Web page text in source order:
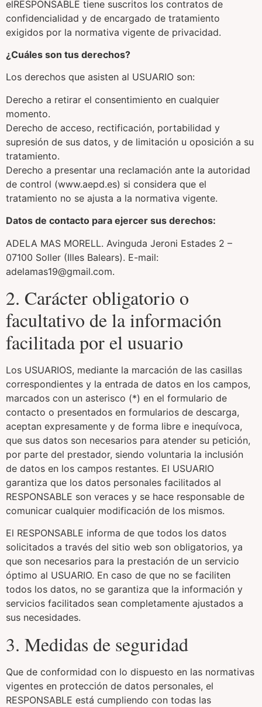
elRESPONSABLE tiene suscritos los contratos de
confidencialidad y de encargado de tratamiento
exigidos por la normativa vigente de privacidad.
¿Cuáles son tus derechos?
Los derechos que asisten al USUARIO son:
Derecho a retirar el consentimiento en cualquier
momento.
Derecho de acceso, rectificación, portabilidad y
supresión de sus datos, y de limitación u oposición a su
tratamiento.
Derecho a presentar una reclamación ante la autoridad
de control (www.aepd.es) si considera que el
tratamiento no se ajusta a la normativa vigente.
Datos de contacto para ejercer sus derechos:
ADELA MAS MORELL. Avinguda Jeroni Estades 2 –
07100 Soller (Illes Balears). E-mail:
adelamas19@gmail.com.
2. Carácter obligatorio o
facultativo de la información
facilitada por el usuario
Los USUARIOS, mediante la marcación de las casillas
correspondientes y la entrada de datos en los campos,
marcados con un asterisco (*) en el formulario de
contacto o presentados en formularios de descarga,
aceptan expresamente y de forma libre e inequívoca,
que sus datos son necesarios para atender su petición,
por parte del prestador, siendo voluntaria la inclusión
de datos en los campos restantes. El USUARIO
garantiza que los datos personales facilitados al
RESPONSABLE son veraces y se hace responsable de
comunicar cualquier modificación de los mismos.
El RESPONSABLE informa de que todos los datos
solicitados a través del sitio web son obligatorios, ya
que son necesarios para la prestación de un servicio
óptimo al USUARIO. En caso de que no se faciliten
todos los datos, no se garantiza que la información y
servicios facilitados sean completamente ajustados a
sus necesidades.
3. Medidas de seguridad
Que de conformidad con lo dispuesto en las normativas
vigentes en protección de datos personales, el
RESPONSABLE está cumpliendo con todas las